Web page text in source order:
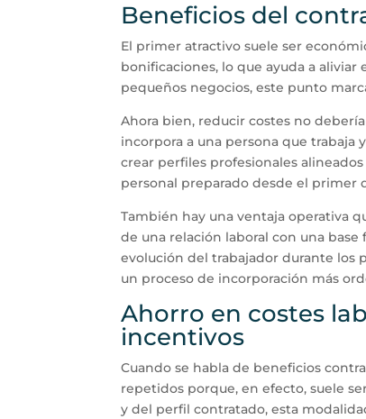
Beneficios del
El primer atractivo suele ser
bonificaciones, lo que ayuda a
pequeños negocios, este punto
Ahora bien, reducir costes no
incorpora a una persona que trabaja
crear perfiles profesionales
personal preparado desde el primer
También hay una ventaja operativa
de una relación laboral con una
evolución del trabajador durante los
un proceso de incorporación más
Ahorro en costes
incentivos
Cuando se habla de beneficios
repetidos porque, en efecto, suele
y del perfil contratado, esta